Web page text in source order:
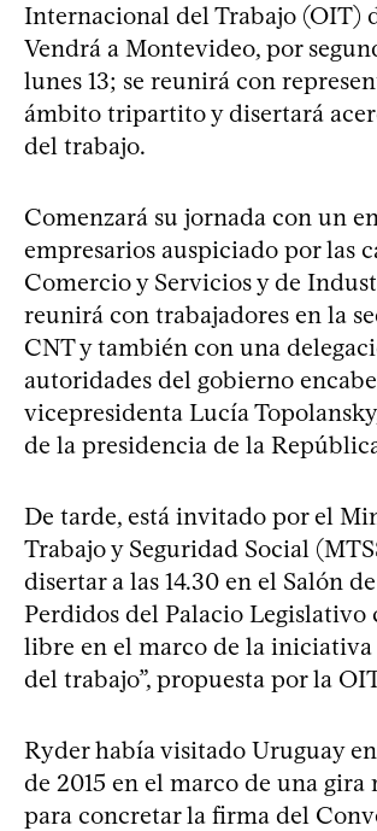
Internacional del Trabajo (OIT)
Vendrá a Montevideo, por
lunes 13; se reunirá con
ámbito tripartito y disertará
del trabajo.
Comenzará su jornada con un
empresarios auspiciado por las
Comercio y Servicios y de
reunirá con trabajadores en la
CNT y también con una
autoridades del gobierno
vicepresidenta Lucía
de la presidencia de la
De tarde, está invitado por el
Trabajo y Seguridad Social
disertar a las 14.30 en el Salón
Perdidos del Palacio Legislativo
libre en el marco de la iniciativa
del trabajo”, propuesta por la
Ryder había visitado Uruguay
de 2015 en el marco de una gira
para concretar la firma del